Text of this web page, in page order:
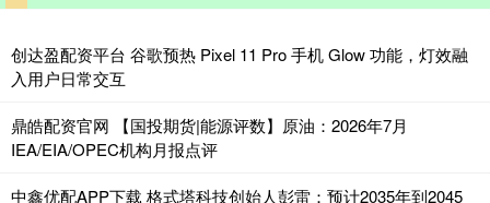
创达盈配资平台 谷歌预热 Pixel 11 Pro 手机 Glow 功能，灯效融
入用户日常交互
鼎皓配资官网 【国投期货|能源评数】原油：2026年7月
IEA/EIA/OPEC机构月报点评
中鑫优配APP下载 格式塔科技创始人彭雷：预计2035年到2045